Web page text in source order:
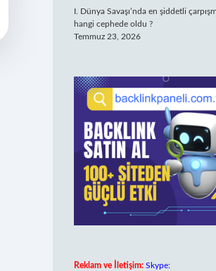
I. Dünya Savaşı’nda en şiddetli
hangi cephede oldu ?
Temmuz 23, 2026
Reklam ve İletişim: Skype: